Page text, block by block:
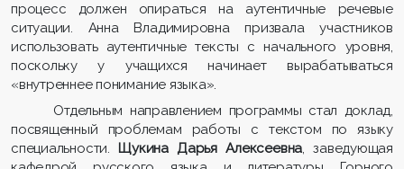
процесс должен опираться на аутентичные речевые
ситуации. Анна Владимировна призвала участников
использовать аутентичные тексты с начального уровня,
поскольку у учащихся начинает вырабатываться
«внутреннее понимание языка».
Отдельным направлением программы стал доклад,
посвященный проблемам работы с текстом по языку
специальности. Щукина Дарья Алексеевна, заведующая